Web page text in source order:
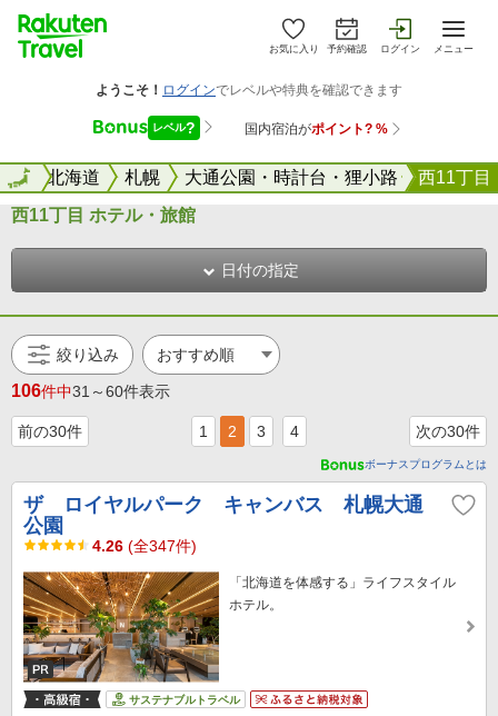
お気に入り 予約確認 ログイン メニュー
全国北海道 札幌 大通公園・時計台・狸小路 西11丁目
全国
西11丁目 ホテル・旅館
日付の指定
絞り込み
106件中31～60件表示
前の30件 1 2 3 4 次の30件
ボーナスプログラムとは
ザ ロイヤルパーク キャンバス 札幌大通
公園
4.26 (全347件)
「北海道を体感する」ライフスタイル
ホテル。
サステナブルトラベル